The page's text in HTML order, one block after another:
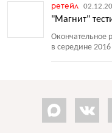
ретейл
"Магнит"
Окончательное
в середине 2016